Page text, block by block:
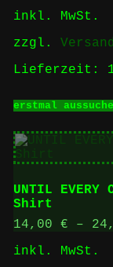
inkl. MwSt.
zzgl.
Lieferzeit:
erstmal
UNTIL EVERY
Shirt
14,00 € –
inkl. MwSt.